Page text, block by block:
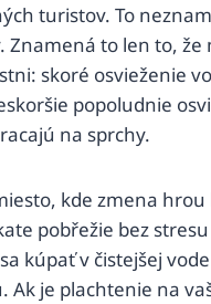
turistov. To
Znamená to len to,
skoré osvieženie
popoludnie
na sprchy.
kde zmena
pobřežie bez
kúpať v čistejšej
Ak je plachtenie na